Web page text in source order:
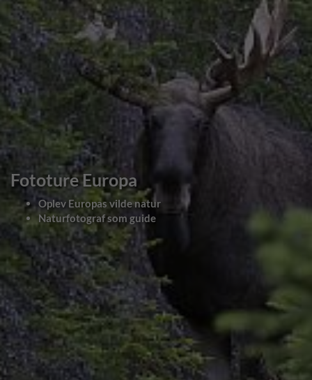
Fototure Europa
Oplev Europas vilde natur
Naturfotograf som guide